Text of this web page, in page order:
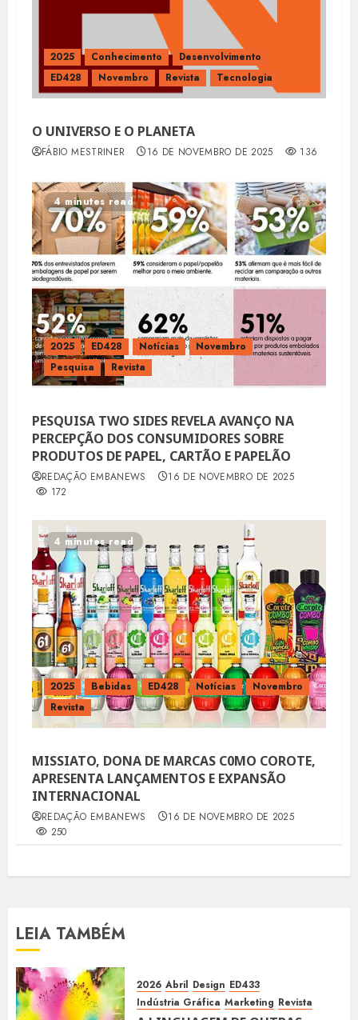
2025 Conhecimento
Desenvolvimento
ED428
Novembro Revista Tecnologia
O UNIVERSO E O PLANETA
FÁBIO MESTRINER 16 DE NOVEMBRO DE 2025 136
4 minutes read
2025 ED428 Notícias
Novembro
Pesquisa
Revista
PESQUISA TWO SIDES REVELA AVANÇO NA
PERCEPÇÃO DOS CONSUMIDORES SOBRE
PRODUTOS DE PAPEL, CARTÃO E PAPELÃO
REDAÇÃO EMBANEWS
16 DE NOVEMBRO DE 2025
172
4 minutes read
2025 Bebidas ED428 Notícias
Novembro
Revista
MISSIATO, DONA DE MARCAS C0MO COROTE,
APRESENTA LANÇAMENTOS E EXPANSÃO
INTERNACIONAL
REDAÇÃO EMBANEWS
16 DE NOVEMBRO DE 2025
250
LEIA TAMBÉM
2026 Abril Design ED433
Indústria Gráfica Marketing Revista